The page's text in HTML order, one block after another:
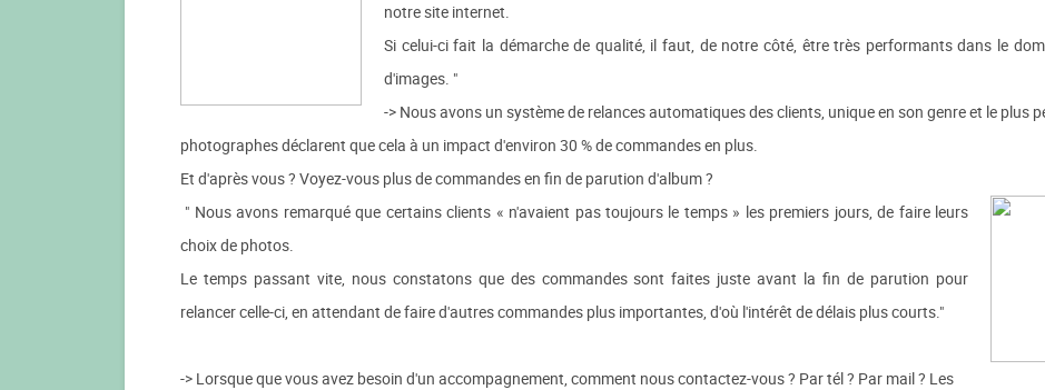
notre site internet.
Si celui-ci fait la démarche de qualité, il faut, de notre côté, être très performants dans le
d'images. "
-> Nous avons un système de relances automatiques des clients, unique en son genre et le plus
photographes déclarent que cela à un impact d'environ 30 % de commandes en plus.
Et d'après vous ? Voyez-vous plus de commandes en fin de parution d'album ?
" Nous avons remarqué que certains clients « n'avaient pas toujours le temps » les premiers jours, de faire leurs
choix de photos.
Le temps passant vite, nous constatons que des commandes sont faites juste avant la fin de parution pour
relancer celle-ci, en attendant de faire d'autres commandes plus importantes, d'où l'intérêt de délais plus courts."
-> Lorsque que vous avez besoin d'un accompagnement, comment nous contactez-vous ? Par tél ? Par mail ? Les